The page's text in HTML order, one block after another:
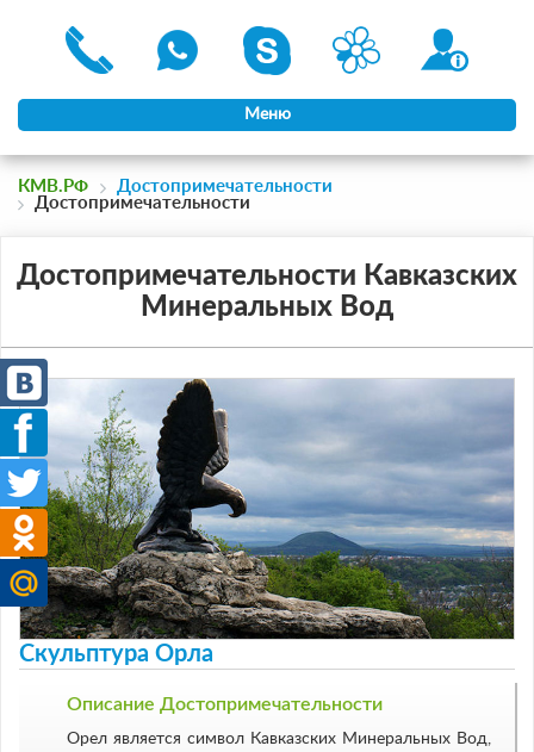
Меню
КМВ.РФ
Достопримечательности
Достопримечательности
Достопримечательности Кавказских
Минеральных Вод
Скульптура Орла
Описание Достопримечательности
Орел является символ Кавказских Минеральных Вод,